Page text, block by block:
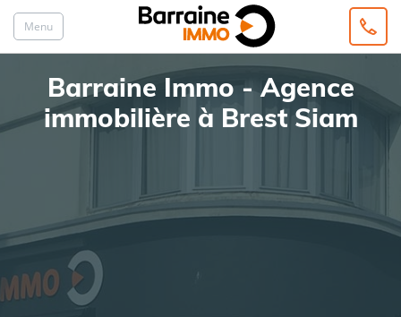
Menu
Barraine Immo - Agence
immobilière à Brest Siam
Type de bien